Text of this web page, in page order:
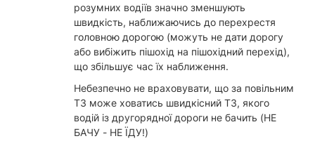
розумних водіїв значно зменшують
швидкість, наближаючись до перехрестя
головною дорогою (можуть не дати дорогу
або вибіжить пішохід на пішохідний перехід),
що збільшує час їх наближення.
Небезпечно не враховувати, що за повільним
ТЗ може ховатись швидкісний ТЗ, якого
водій із другорядної дороги не бачить (НЕ
БАЧУ - НЕ ЇДУ!)